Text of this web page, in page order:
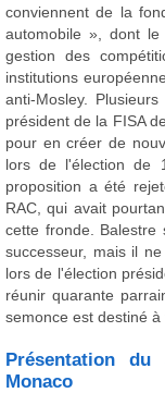
conviennent de la
automobile », dont
gestion des
institutions
anti-Mosley.
président de la FISA
pour en créer de
lors de l'élection de
proposition a été
RAC, qui avait
cette fronde.
successeur, mais il
lors de l'élection
réunir quarante
semonce est destiné à
Présentation du
Monaco